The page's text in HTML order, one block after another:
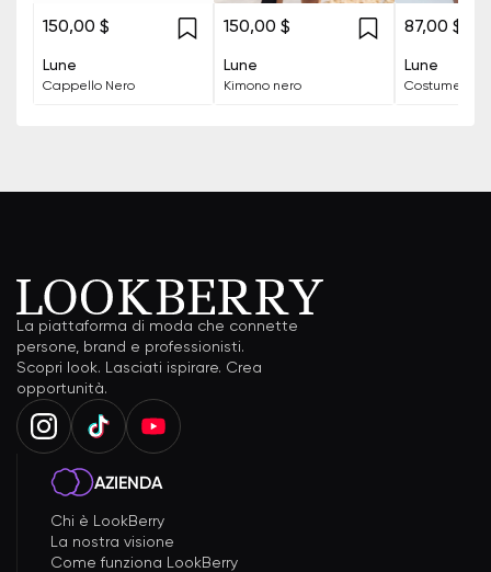
150,00 $
Lune
Cappello Nero
150,00 $
Lune
Kimono nero
87,00 $
Lune
La piattaforma di moda che connette
persone, brand e professionisti.
Scopri look. Lasciati ispirare. Crea
opportunità.
AZIENDA
Chi è LookBerry
La nostra visione
Come funziona LookBerry